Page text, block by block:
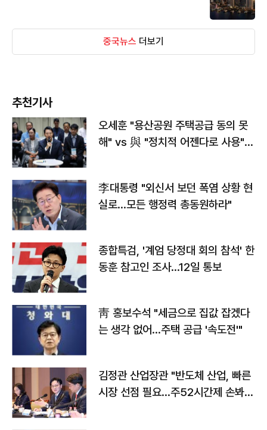
중국뉴스 더보기
추천기사
오세훈 "용산공원 주택공급 동의 못
해" vs 與 "정치적 어젠다로 사용"
李대통령 "외신서 보던 폭염 상황 현
실로…모든 행정력 총동원하라"
종합특검, '계엄 당정대 회의 참석' 한
동훈 참고인 조사...12일 통보
靑 홍보수석 "세금으로 집값 잡겠다
는 생각 없어…주택 공급 '속도전'"
김정관 산업장관 "반도체 산업, 빠른
시장 선점 필요…주52시간제 손봐